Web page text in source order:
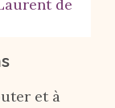
et à